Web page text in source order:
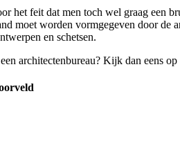
het feit dat men toch wel graag een
moet worden vormgegeven door de
en schetsen.
architectenbureau? Kijk dan eens